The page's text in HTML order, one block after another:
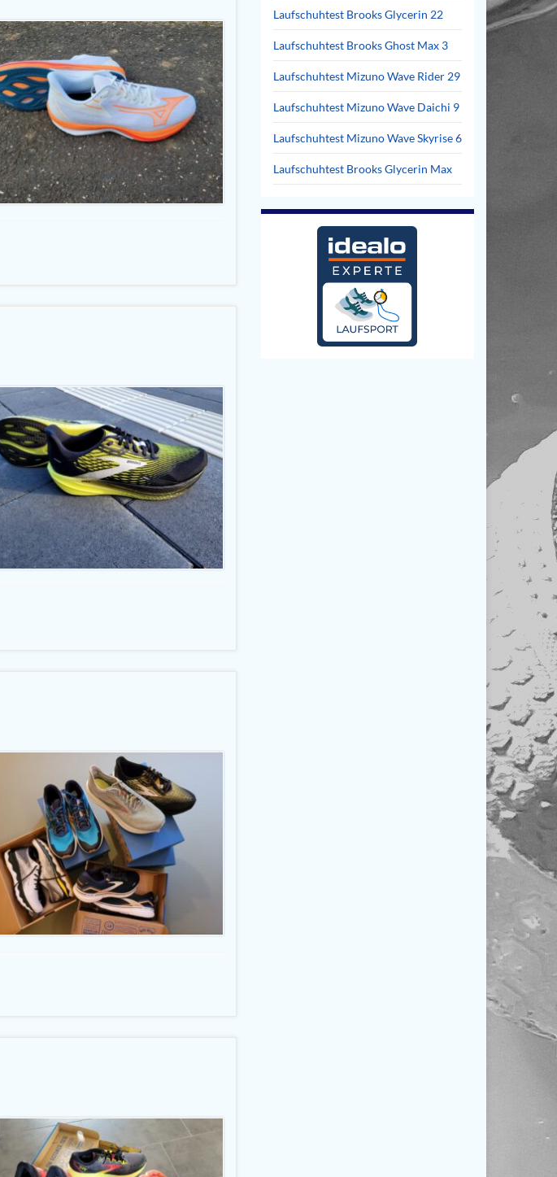
Laufschuhtest Brooks Glycerin 22
Laufschuhtest Brooks Ghost Max 3
Laufschuhtest Mizuno Wave Rider 29
Laufschuhtest Mizuno Wave Daichi 9
Laufschuhtest Mizuno Wave Skyrise 6
Laufschuhtest Brooks Glycerin Max